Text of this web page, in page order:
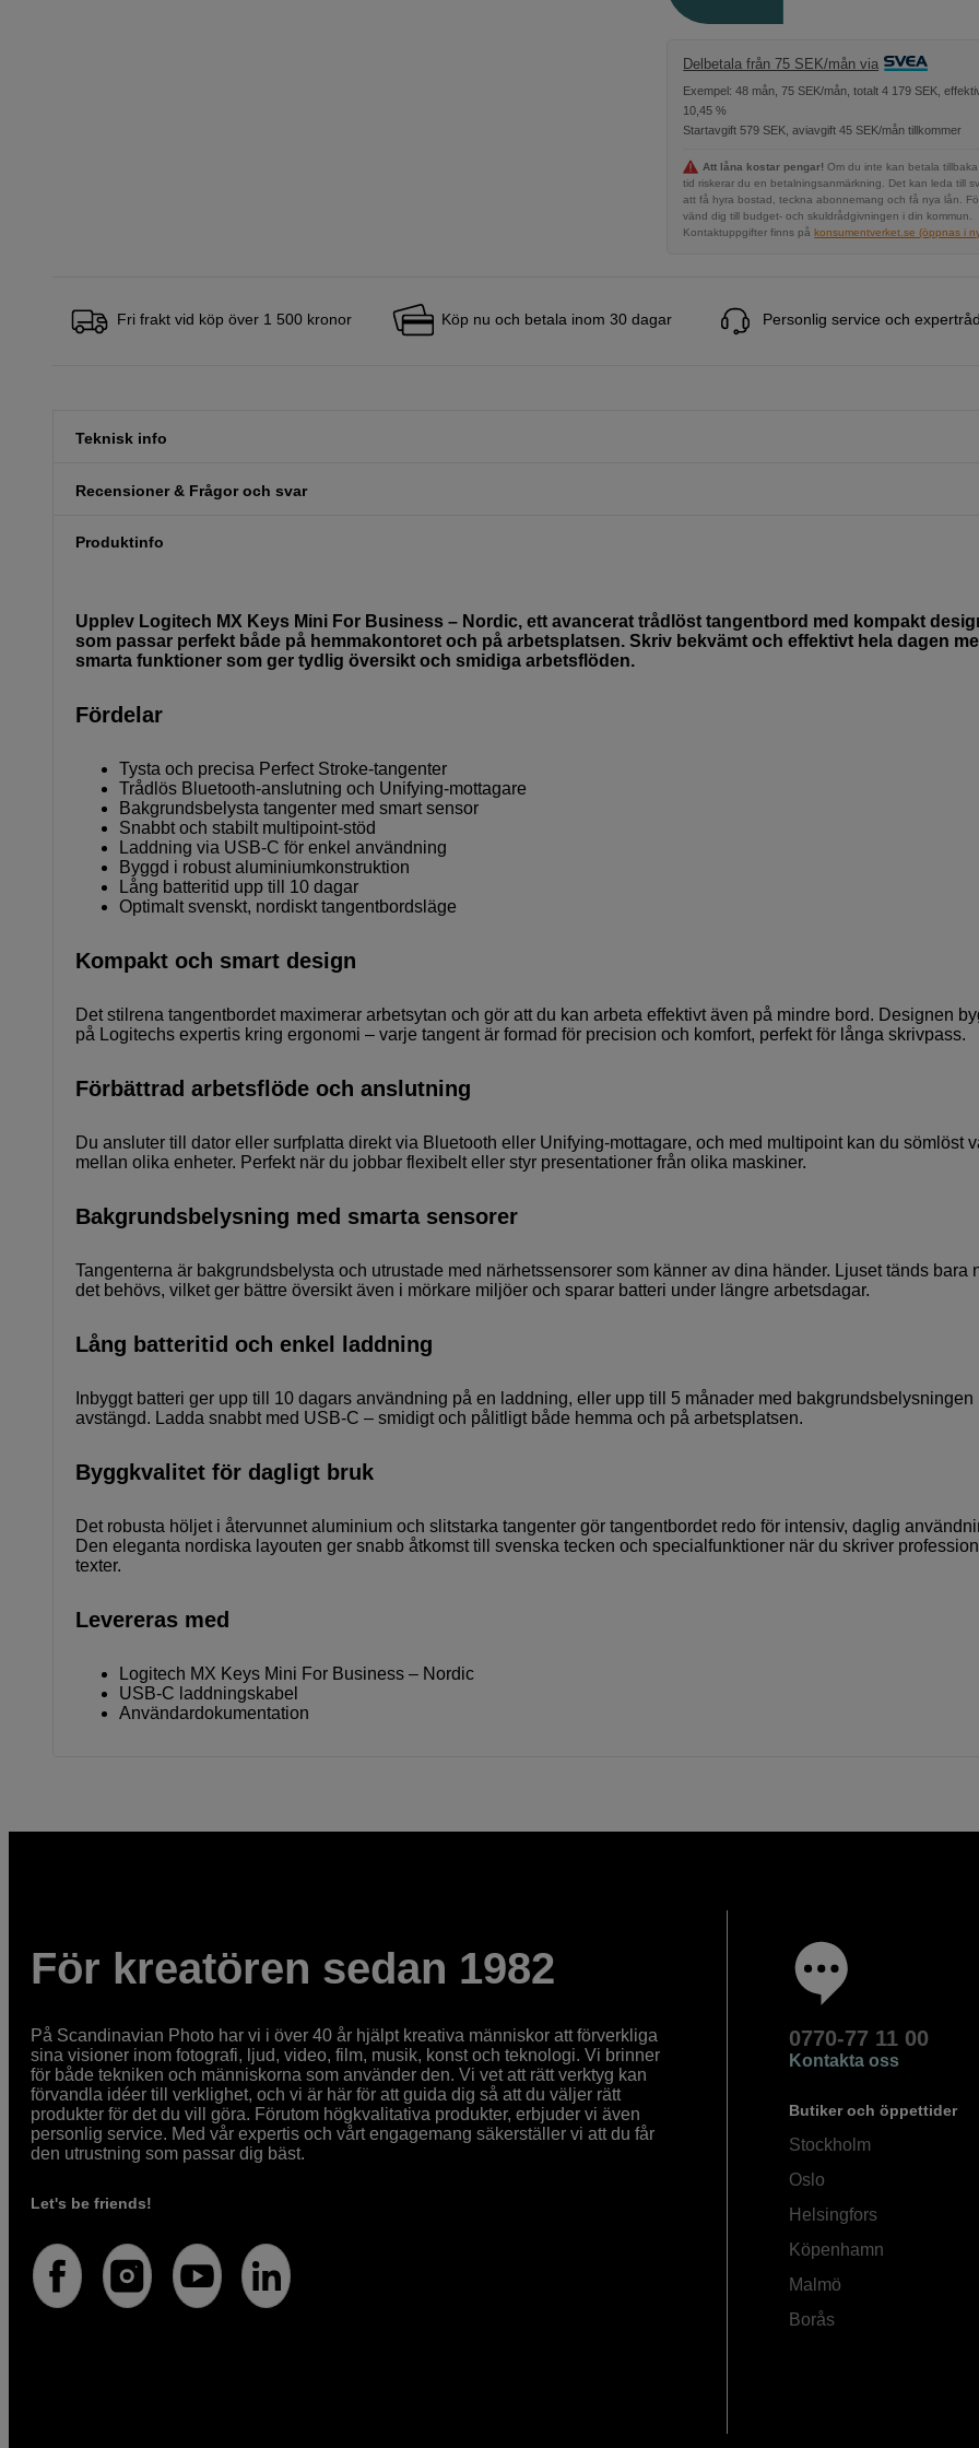
Delbetala från 75 SEK/mån via
Exempel: 48 mån, 75 SEK/mån, totalt 4 179 SEK,
10,45 %
Startavgift 579 SEK, aviavgift 45 SEK/mån tillkommer
Att låna kostar pengar! Om du inte kan betala
tid riskerar du en betalningsanmärkning. Det kan leda till
att få hyra bostad, teckna abonnemang och få nya lån.
vänd dig till budget- och skuldrådgivningen i din kommun.
Kontaktuppgifter finns på konsumentverket.se (öppnas i
Fri frakt vid köp över 1 500 kronor Köp nu och betala inom 30 dagar Personlig service och
Teknisk info
Recensioner & Frågor och svar
Produktinfo
Upplev Logitech MX Keys Mini For Business – Nordic, ett avancerat trådlöst tangentbord med kompakt
som passar perfekt både på hemmakontoret och på arbetsplatsen. Skriv bekvämt och effektivt hela dagen
smarta funktioner som ger tydlig översikt och smidiga arbetsflöden.
Fördelar
Tysta och precisa Perfect Stroke-tangenter
Trådlös Bluetooth-anslutning och Unifying-mottagare
Bakgrundsbelysta tangenter med smart sensor
Snabbt och stabilt multipoint-stöd
Laddning via USB-C för enkel användning
Byggd i robust aluminiumkonstruktion
Lång batteritid upp till 10 dagar
Optimalt svenskt, nordiskt tangentbordsläge
Kompakt och smart design
Det stilrena tangentbordet maximerar arbetsytan och gör att du kan arbeta effektivt även på mindre bord. Designen
på Logitechs expertis kring ergonomi – varje tangent är formad för precision och komfort, perfekt för långa skrivpass.
Förbättrad arbetsflöde och anslutning
Du ansluter till dator eller surfplatta direkt via Bluetooth eller Unifying-mottagare, och med multipoint kan du sömlöst
mellan olika enheter. Perfekt när du jobbar flexibelt eller styr presentationer från olika maskiner.
Bakgrundsbelysning med smarta sensorer
Tangenterna är bakgrundsbelysta och utrustade med närhetssensorer som känner av dina händer. Ljuset tänds bara
det behövs, vilket ger bättre översikt även i mörkare miljöer och sparar batteri under längre arbetsdagar.
Lång batteritid och enkel laddning
Inbyggt batteri ger upp till 10 dagars användning på en laddning, eller upp till 5 månader med bakgrundsbelysningen
avstängd. Ladda snabbt med USB-C – smidigt och pålitligt både hemma och på arbetsplatsen.
Byggkvalitet för dagligt bruk
Det robusta höljet i återvunnet aluminium och slitstarka tangenter gör tangentbordet redo för intensiv, daglig
Den eleganta nordiska layouten ger snabb åtkomst till svenska tecken och specialfunktioner när du skriver
texter.
Levereras med
Logitech MX Keys Mini For Business – Nordic
USB-C laddningskabel
Användardokumentation
För kreatören sedan 1982
På Scandinavian Photo har vi i över 40 år hjälpt kreativa människor att förverkliga
sina visioner inom fotografi, ljud, video, film, musik, konst och teknologi. Vi brinner
för både tekniken och människorna som använder den. Vi vet att rätt verktyg kan
förvandla idéer till verklighet, och vi är här för att guida dig så att du väljer rätt
produkter för det du vill göra. Förutom högkvalitativa produkter, erbjuder vi även
personlig service. Med vår expertis och vårt engagemang säkerställer vi att du får
den utrustning som passar dig bäst.
Let's be friends!
0770-77 11 00
Kontakta oss
Butiker och öppettider
Stockholm
Oslo
Helsingfors
Köpenhamn
Malmö
Borås